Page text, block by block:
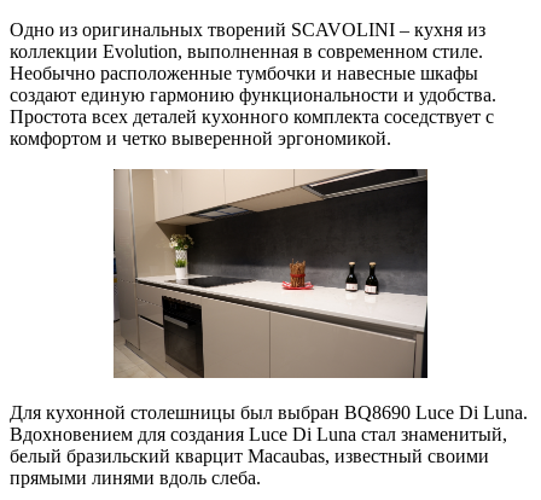
Одно из оригинальных творений SCAVOLINI – кухня из
коллекции Evolution, выполненная в современном стиле.
Необычно расположенные тумбочки и навесные шкафы
создают единую гармонию функциональности и удобства.
Простота всех деталей кухонного комплекта соседствует с
комфортом и четко выверенной эргономикой.
Для кухонной столешницы был выбран BQ8690 Luce Di Luna.
Вдохновением для создания Luce Di Luna стал знаменитый,
белый бразильский кварцит Macaubas, известный своими
прямыми линями вдоль слеба.